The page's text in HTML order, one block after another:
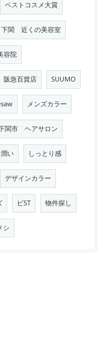
ベストコスメ大賞
下関 近くの美容室
容院
阪急百貨店 SUUMO
メンズカラー
関市 ヘアサロン
潤い しっとり感
デザインカラー
ビST 物件探し
シ